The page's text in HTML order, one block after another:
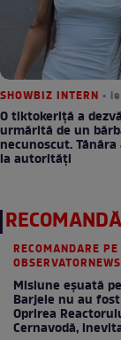
SHOWBIZ INTERN •
O tiktokeriță a
urmărită de un
necunoscut.
la autorități
RECOMANDARE PE
Misiune eșuată
Barjele nu au
Oprirea
Cernavodă,